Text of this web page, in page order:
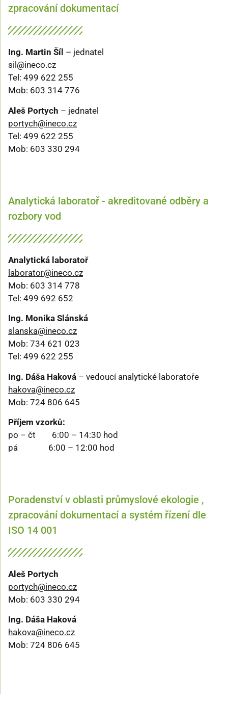
zpracování dokumentací
Ing. Martin Šíl – jednatel
sil@ineco.cz
Tel: 499 622 255
Mob: 603 314 776
Aleš Portych – jednatel
portych@ineco.cz
Tel: 499 622 255
Mob: 603 330 294
Analytická laboratoř - akreditované odběry a
rozbory vod
Analytická laboratoř
laborator@ineco.cz
Mob: 603 314 778
Tel: 499 692 652
Ing. Monika Slánská
slanska@ineco.cz
Mob: 734 621 023
Tel: 499 622 255
Ing. Dáša Haková – vedoucí analytické laboratoře
hakova@ineco.cz
Mob: 724 806 645
Příjem vzorků:
po – čt 6:00 – 14:30 hod
pá 6:00 – 12:00 hod
Poradenství v oblasti průmyslové ekologie ,
zpracování dokumentací a systém řízení dle
ISO 14 001
Aleš Portych
portych@ineco.cz
Mob: 603 330 294
Ing. Dáša Haková
hakova@ineco.cz
Mob: 724 806 645